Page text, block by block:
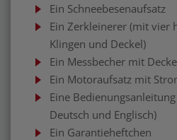
Ein Schneebesenaufsatz
Ein Zerkleinerer (mit vier
Klingen und Deckel)
Ein Messbecher mit
Ein Motoraufsatz mit
Eine
Deutsch und Englisch)
Ein Garantieheftchen